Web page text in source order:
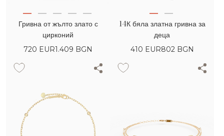
Гривна от жълто злато с
цирконий
720 EUR1.409 BGN
14К бяла златна гривна за
деца
410 EUR802 BGN